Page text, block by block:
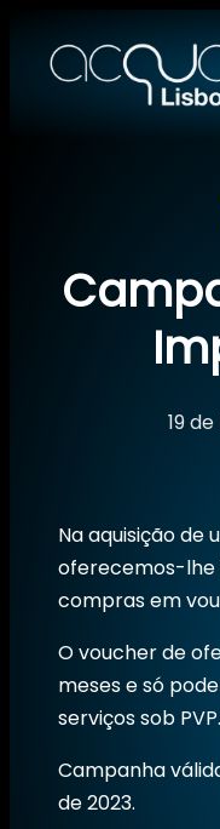
para
19
Na aquisição de
oferecemos-lhe
compras em
O voucher de
meses e só
serviços sob PVP.
Campanha
de 2023.